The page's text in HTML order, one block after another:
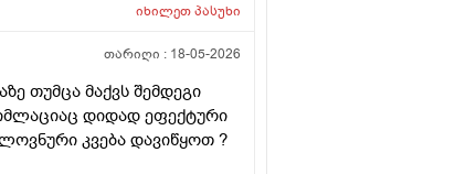
იხილეთპასუხი
თარიღი : 18-05-2026
თუმცა მაქვს შემდეგი
დიდად ეფექტური
კვება დავიწყოთ ?